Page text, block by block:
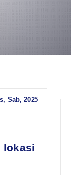
Sab, 2025
lokasi